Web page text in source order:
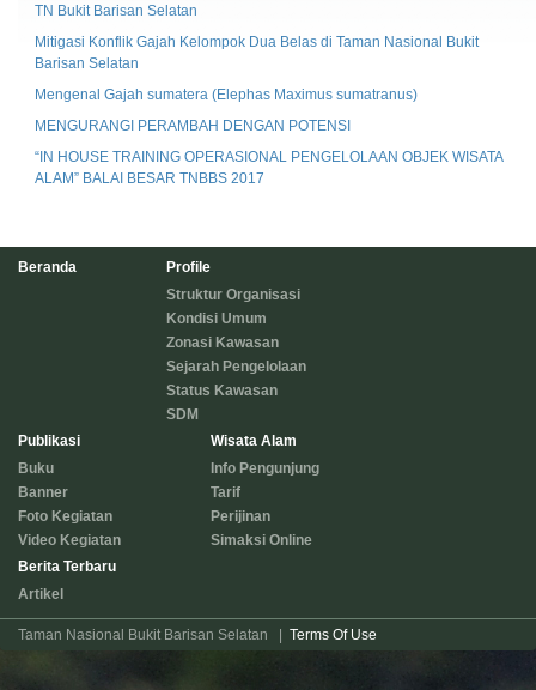
TN Bukit Barisan Selatan
Mitigasi Konflik Gajah Kelompok Dua Belas di Taman Nasional Bukit
Barisan Selatan
Mengenal Gajah sumatera (Elephas Maximus sumatranus)
MENGURANGI PERAMBAH DENGAN POTENSI
“IN HOUSE TRAINING OPERASIONAL PENGELOLAAN OBJEK WISATA
ALAM” BALAI BESAR TNBBS 2017
Beranda
Profile
Struktur Organisasi
Kondisi Umum
Zonasi Kawasan
Sejarah Pengelolaan
Status Kawasan
SDM
Publikasi
Buku
Banner
Foto Kegiatan
Video Kegiatan
Wisata Alam
Info Pengunjung
Tarif
Perijinan
Simaksi Online
Berita Terbaru
Artikel
Taman Nasional Bukit Barisan Selatan Terms Of Use